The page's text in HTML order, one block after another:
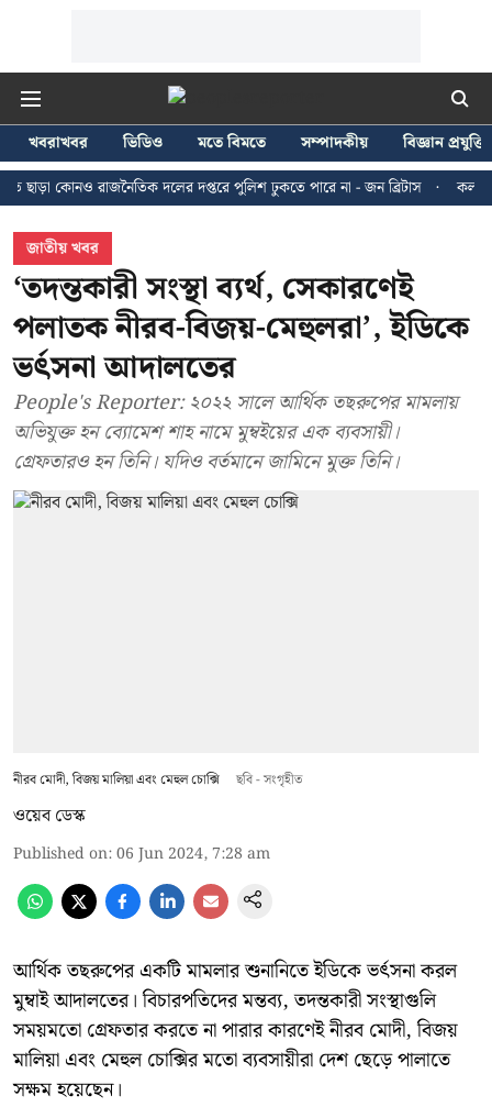
খবরাখবর ভিডিও মতে বিমতে সম্পাদকীয়
বিজ্ঞান প্রযুক্তি
রাজনৈতিক দলের দপ্তরে পুলিশ ঢুকতে পারে না - জন ব্রিটাস
কলকাতায় ২৪
জাতীয় খবর
‘তদন্তকারী সংস্থা ব্যর্থ, সেকারণেই
পলাতক নীরব-বিজয়-মেহুলরা’, ইডিকে
ভর্ৎসনা আদালতের
People's Reporter: ২০২২ সালে আর্থিক তছরুপের মামলায়
অভিযুক্ত হন ব্যোমেশ শাহ নামে মুম্বইয়ের এক ব্যবসায়ী।
গ্রেফতারও হন তিনি। যদিও বর্তমানে জামিনে মুক্ত তিনি।
নীরব মোদী, বিজয় মালিয়া এবং মেহুল চোক্সি ছবি - সংগৃহীত
ওয়েব ডেস্ক
Published on:06 Jun 2024, 7:28 am
আর্থিক তছরুপের একটি মামলার শুনানিতে ইডিকে ভর্ৎসনা করল
মুম্বাই আদালতের। বিচারপতিদের মন্তব্য, তদন্তকারী সংস্থাগুলি
সময়মতো গ্রেফতার করতে না পারার কারণেই নীরব মোদী, বিজয়
মালিয়া এবং মেহুল চোক্সির মতো ব্যবসায়ীরা দেশ ছেড়ে পালাতে
সক্ষম হয়েছেন।